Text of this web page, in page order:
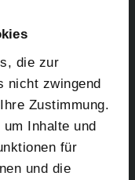
die zur
nicht zwingend
Zustimmung.
Inhalte und
für
und die